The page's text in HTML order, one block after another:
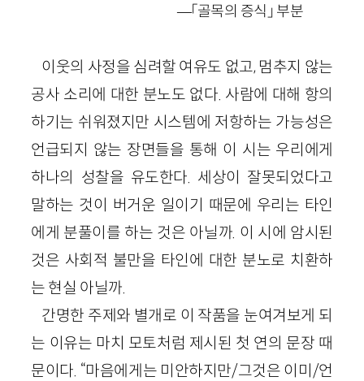
—「골목의 증식」 부분
이웃의 사정을 심려할 여유도 없고, 멈추지 않는
공사 소리에 대한 분노도 없다. 사람에 대해 항의
하기는 쉬워졌지만 시스템에 저항하는 가능성은
언급되지 않는 장면들을 통해 이 시는 우리에게
하나의 성찰을 유도한다. 세상이 잘못되었다고
말하는 것이 버거운 일이기 때문에 우리는 타인
에게 분풀이를 하는 것은 아닐까. 이 시에 암시된
것은 사회적 불만을 타인에 대한 분노로 치환하
는 현실 아닐까.
간명한 주제와 별개로 이 작품을 눈여겨보게 되
는 이유는 마치 모토처럼 제시된 첫 연의 문장 때
문이다. “마음에게는 미안하지만/그것은 이미/언